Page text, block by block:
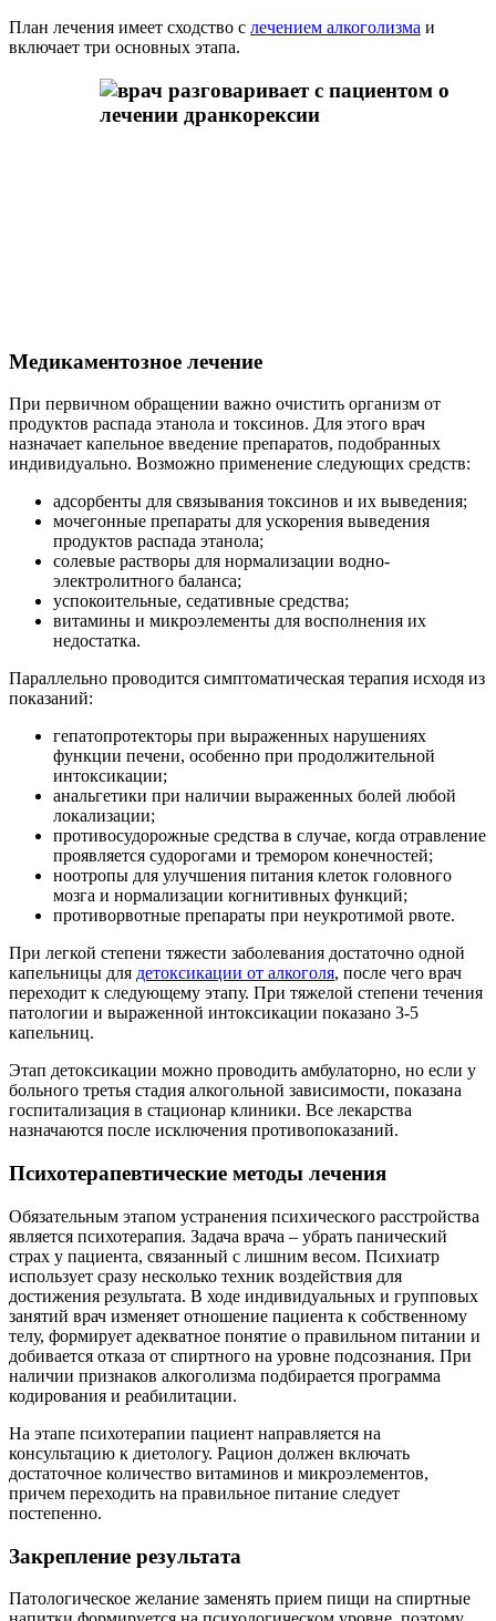
План лечения имеет сходство с лечением алкоголизма и
включает три основных этапа.
Медикаментозное лечение
При первичном обращении важно очистить организм от
продуктов распада этанола и токсинов. Для этого врач
назначает капельное введение препаратов, подобранных
индивидуально. Возможно применение следующих средств:
адсорбенты для связывания токсинов и их выведения;
мочегонные препараты для ускорения выведения
продуктов распада этанола;
солевые растворы для нормализации водно-
электролитного баланса;
успокоительные, седативные средства;
витамины и микроэлементы для восполнения их
недостатка.
Параллельно проводится симптоматическая терапия исходя из
показаний:
гепатопротекторы при выраженных нарушениях
функции печени, особенно при продолжительной
интоксикации;
анальгетики при наличии выраженных болей любой
локализации;
противосудорожные средства в случае, когда отравление
проявляется судорогами и тремором конечностей;
ноотропы для улучшения питания клеток головного
мозга и нормализации когнитивных функций;
противорвотные препараты при неукротимой рвоте.
При легкой степени тяжести заболевания достаточно одной
капельницы для детоксикации от алкоголя, после чего врач
переходит к следующему этапу. При тяжелой степени течения
патологии и выраженной интоксикации показано 3-5
капельниц.
Этап детоксикации можно проводить амбулаторно, но если у
больного третья стадия алкогольной зависимости, показана
госпитализация в стационар клиники. Все лекарства
назначаются после исключения противопоказаний.
Психотерапевтические методы лечения
Обязательным этапом устранения психического расстройства
является психотерапия. Задача врача – убрать панический
страх у пациента, связанный с лишним весом. Психиатр
использует сразу несколько техник воздействия для
достижения результата. В ходе индивидуальных и групповых
занятий врач изменяет отношение пациента к собственному
телу, формирует адекватное понятие о правильном питании и
добивается отказа от спиртного на уровне подсознания. При
наличии признаков алкоголизма подбирается программа
кодирования и реабилитации.
На этапе психотерапии пациент направляется на
консультацию к диетологу. Рацион должен включать
достаточное количество витаминов и микроэлементов,
причем переходить на правильное питание следует
постепенно.
Закрепление результата
Патологическое желание заменять прием пищи на спиртные